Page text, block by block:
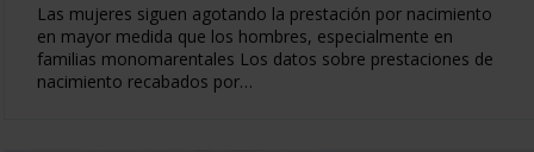
Las mujeres siguen agotando la prestación por nacimiento
en mayor medida que los hombres, especialmente en
familias monomarentales Los datos sobre prestaciones de
nacimiento recabados por…